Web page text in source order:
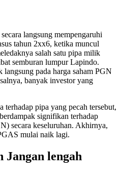
langsung mempengaruhi
tahun 2xx6, ketika muncul
salah satu pipa milik
semburan lumpur Lapindo.
pada harga saham PGN
banyak investor yang
terhadap pipa yang pecah tersebut,
signifikan terhadap
secara keseluruhan. Akhirnya,
mulai naik lagi.
Jangan lengah